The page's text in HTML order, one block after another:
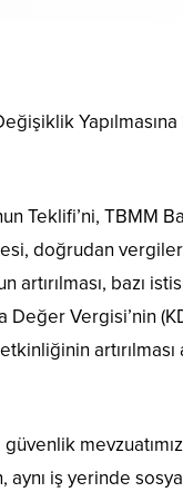
Teklifi’ni, TBMM
doğrudan vergilerin
bazı
Vergisi’nin
güvenlik
aynı iş yerinde